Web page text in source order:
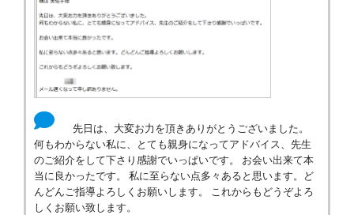
先日は、大変お力を頂きありがとうございました。
何もわからない私に、とても親身になってアドバイス、先生
のご紹介をして下さり感謝でいっぱいです。 お会い出来て本
当に良かったです。 私に至らない点多々あると思います。ど
んどんご指導よろしくお願いします。 これからもどうぞよろ
しくお願い致します。